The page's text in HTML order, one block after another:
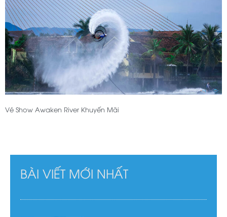
Vé Show Awaken River Khuyến Mãi
BÀI VIẾT MỚI NHẤT